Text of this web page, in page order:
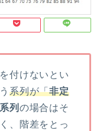
付けないとい
系列が「非定
列 の場合はそ
、階差をとっ